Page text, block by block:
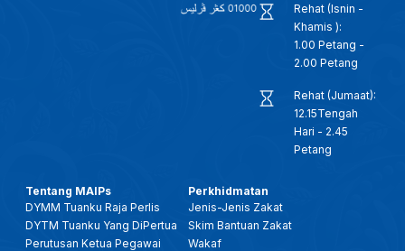
Rehat (Isnin -
Khamis ):
1.00 Petang -
2.00 Petang
Rehat (Jumaat):
12.15Tengah
Hari - 2.45
Petang
Tentang MAIPs
DYMM Tuanku Raja Perlis
DYTM Tuanku Yang DiPertua
Perutusan Ketua Pegawai
Perkhidmatan
Jenis-Jenis Zakat
Skim Bantuan Zakat
Wakaf